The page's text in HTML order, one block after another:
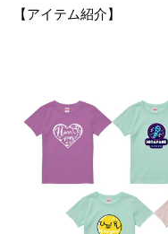
【アイテム紹介】